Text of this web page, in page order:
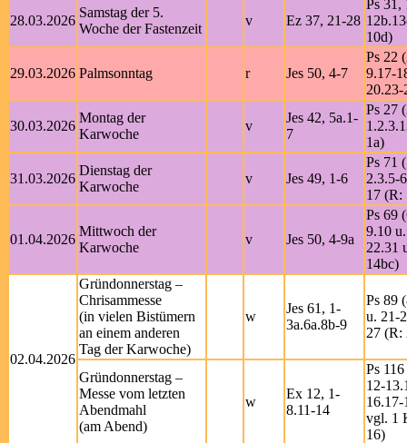
28.03.2026
Samstag der 5.
Woche der Fastenzeit
v Ez 37, 21-28
Ps 31,
10d)
29.03.2026 Palmsonntag r Jes 50, 4-7
Ps 22
9.17-
30.03.2026
Montag der
Karwoche
v
Jes 42, 5a.1-
7
Ps 27
1a)
31.03.2026
Dienstag der
Karwoche
v Jes 49, 1-6
Ps 71
2.3.5-
17 (R:
01.04.2026
Mittwoch der
Karwoche
v Jes 50, 4-9a
Ps 69
9.10
22.31
14bc)
02.04.2026
Gründonnerstag –
Chrisammesse
(in vielen Bistümern
an einem anderen
Tag der Karwoche)
w
Jes 61, 1-
3a.6a.8b-9
Ps 89
u. 21-
27 (R:
Gründonnerstag –
Messe vom letzten
Abendmahl
(am Abend)
w
Ex 12, 1-
8.11-14
Ps
12-
vgl. 1
16)